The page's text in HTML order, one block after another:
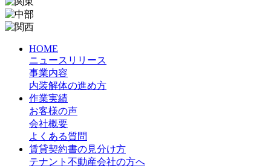
HOME
ニュースリリース
事業内容
内装解体の進め方
作業実績
お客様の声
会社概要
よくある質問
賃貸契約書の見分け方
テナント不動産会社の方へ